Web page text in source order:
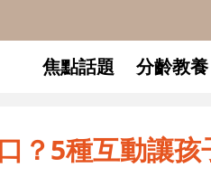
焦點話題 分齡教養
？5種互動讓孩